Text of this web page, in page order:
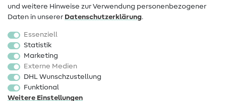
Stoffe
Sale
Schnittmuster
und weitere Hinweise zur Verwendung personenbezogener
Daten in unserer Daten­schutz­erklärung.
Essenziell
Statistik
Marketing
Externe Medien
DHL Wunschzustellung
Funktional
Weitere Einstellungen